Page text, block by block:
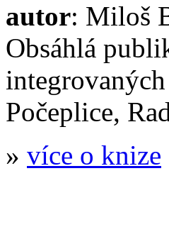
autor: Miloš
Obsáhlá
Počeplice,
» více o knize